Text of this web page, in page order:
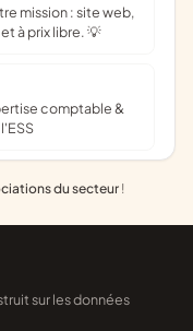
à prix libre. 💡
du secteur !